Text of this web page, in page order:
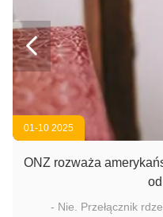
01-10 2025
ONZ rozważa
- Nie. Przełącznik
